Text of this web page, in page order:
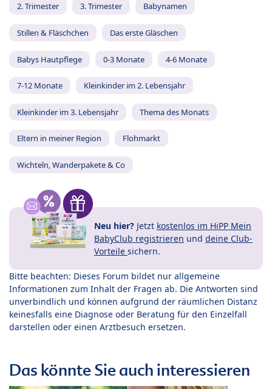
2. Trimester 3. Trimester Babynamen
Stillen & Fläschchen Das erste Gläschen
Babys Hautpflege 0-3 Monate 4-6 Monate
7-12 Monate Kleinkinder im 2. Lebensjahr
Kleinkinder im 3. Lebensjahr Thema des Monats
Eltern in meiner Region Flohmarkt
Wichteln, Wanderpakete & Co
Neu hier? Jetzt kostenlos im HiPP Mein
BabyClub registrieren und deine Club-
Vorteile sichern.
Bitte beachten: Dieses Forum bildet nur allgemeine
Informationen zum Inhalt der Fragen ab. Die Antworten sind
unverbindlich und können aufgrund der räumlichen Distanz
keinesfalls eine Diagnose oder Beratung für den Einzelfall
darstellen oder einen Arztbesuch ersetzen.
Das könnte Sie auch interessieren